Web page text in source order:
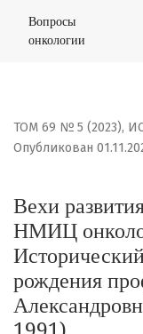
Вехи развития
Вопросы
онкологии
ТОМ 69 № 5 (2023),
Вехи
НМИЦ
рождения
Опубликован